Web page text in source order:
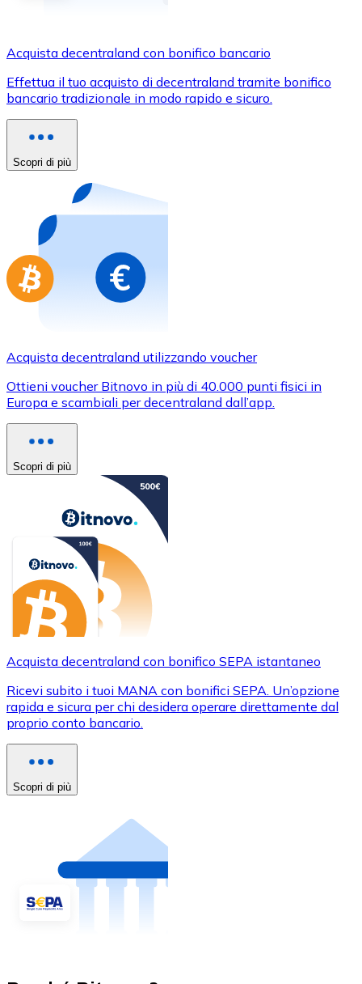
Carta di credito / debito
Usa le carte Visa e Mastercard per acquistare
Acquista con carta
Negozio - Carte regalo
Nuovo
Acquista gift card dei tuoi marchi preferiti con
Vai al negozio di carte regalo
Acquista decentraland con bonifico bancario
Effettua il tuo acquisto di decentraland tramite bonifico
bancario tradizionale in modo rapido e sicuro.
Scopri di più
Acquista decentraland utilizzando voucher
Ottieni voucher Bitnovo in più di 40.000 punti fisici in
Europa e scambiali per decentraland dall’app.
Scopri di più
Acquista decentraland con bonifico SEPA istantaneo
Ricevi subito i tuoi MANA con bonifici SEPA. Un’opzione
rapida e sicura per chi desidera operare direttamente dal
proprio conto bancario.
Scopri di più